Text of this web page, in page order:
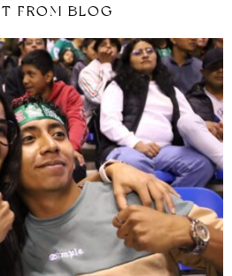
FROM BLOG